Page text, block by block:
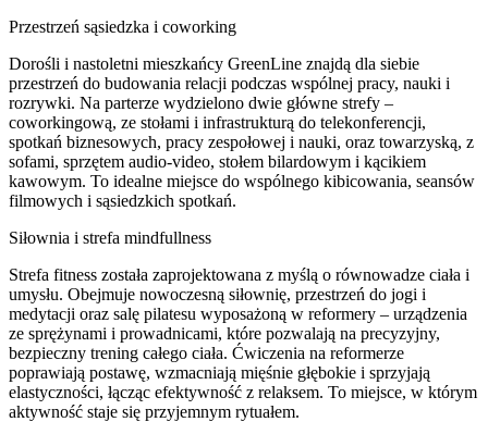
Przestrzeń sąsiedzka i coworking
Dorośli i nastoletni mieszkańcy GreenLine znajdą dla siebie
przestrzeń do budowania relacji podczas wspólnej pracy, nauki i
rozrywki. Na parterze wydzielono dwie główne strefy –
coworkingową, ze stołami i infrastrukturą do telekonferencji,
spotkań biznesowych, pracy zespołowej i nauki, oraz towarzyską, z
sofami, sprzętem audio-video, stołem bilardowym i kącikiem
kawowym. To idealne miejsce do wspólnego kibicowania, seansów
filmowych i sąsiedzkich spotkań.
Siłownia i strefa mindfullness
Strefa fitness została zaprojektowana z myślą o równowadze ciała i
umysłu. Obejmuje nowoczesną siłownię, przestrzeń do jogi i
medytacji oraz salę pilatesu wyposażoną w reformery – urządzenia
ze sprężynami i prowadnicami, które pozwalają na precyzyjny,
bezpieczny trening całego ciała. Ćwiczenia na reformerze
poprawiają postawę, wzmacniają mięśnie głębokie i sprzyjają
elastyczności, łącząc efektywność z relaksem. To miejsce, w którym
aktywność staje się przyjemnym rytuałem.